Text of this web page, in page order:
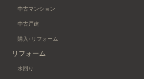
中古マンション
中古戸建
購入+リフォーム
リフォーム
水回り